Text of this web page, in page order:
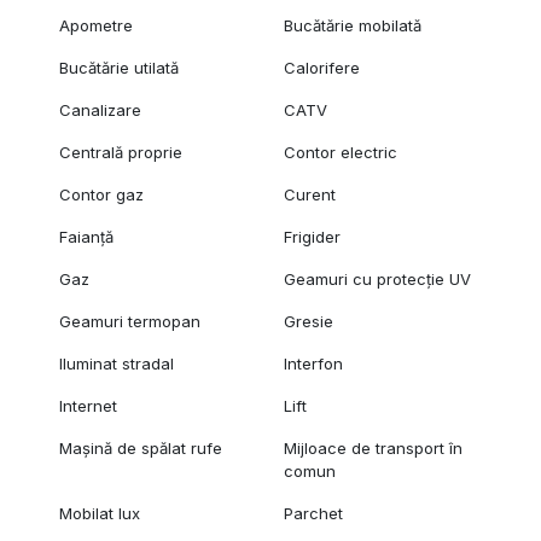
Apometre Bucătărie mobilată
Bucătărie utilată Calorifere
Canalizare CATV
Centrală proprie Contor electric
Contor gaz Curent
Faianță Frigider
Gaz Geamuri cu protecție UV
Geamuri termopan Gresie
Iluminat stradal Interfon
Internet Lift
Mașină de spălat rufe
Mijloace de transport în
comun
Mobilat lux Parchet